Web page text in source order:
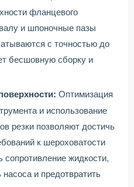
фланцевого
и шпоночные пазы
с точностью до
бесшовную сборку и
Оптимизация
и использование
резки позволяют достичь
к шероховатости
сопротивление жидкости,
и предотвратить